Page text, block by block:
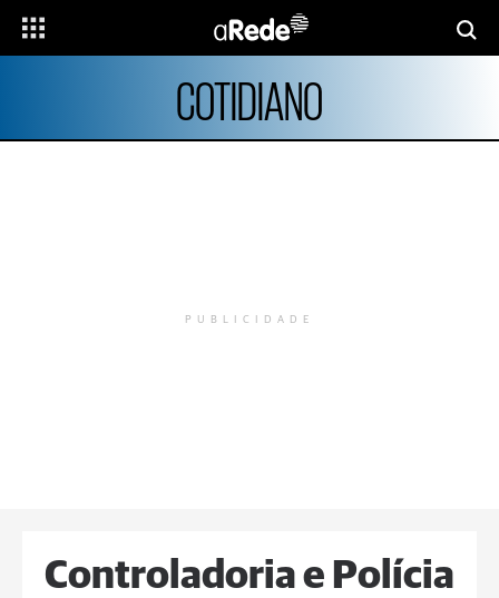
COTIDIANO
PUBLICIDADE
Controladoria e Polícia